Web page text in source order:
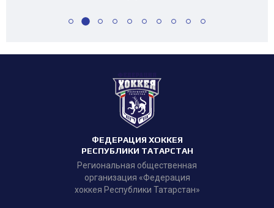
ФЕДЕРАЦИЯ ХОККЕЯ
РЕСПУБЛИКИ ТАТАРСТАН
Региональная общественная
организация «Федерация
хоккея Республики Татарстан»